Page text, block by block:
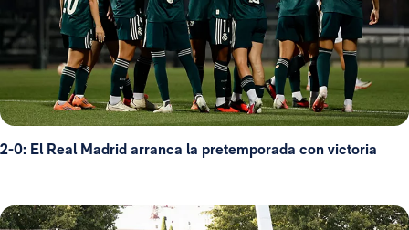
2-0: El Real Madrid arranca la pretemporada con victoria